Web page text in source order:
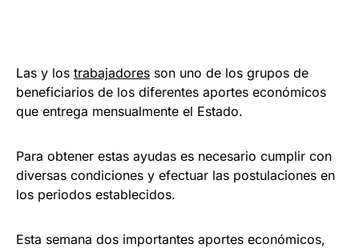
Las y los trabajadores son uno de los grupos de
beneficiarios de los diferentes aportes económicos
que entrega mensualmente el Estado.
Para obtener estas ayudas es necesario cumplir con
diversas condiciones y efectuar las postulaciones en
los periodos establecidos.
Esta semana dos importantes aportes económicos,